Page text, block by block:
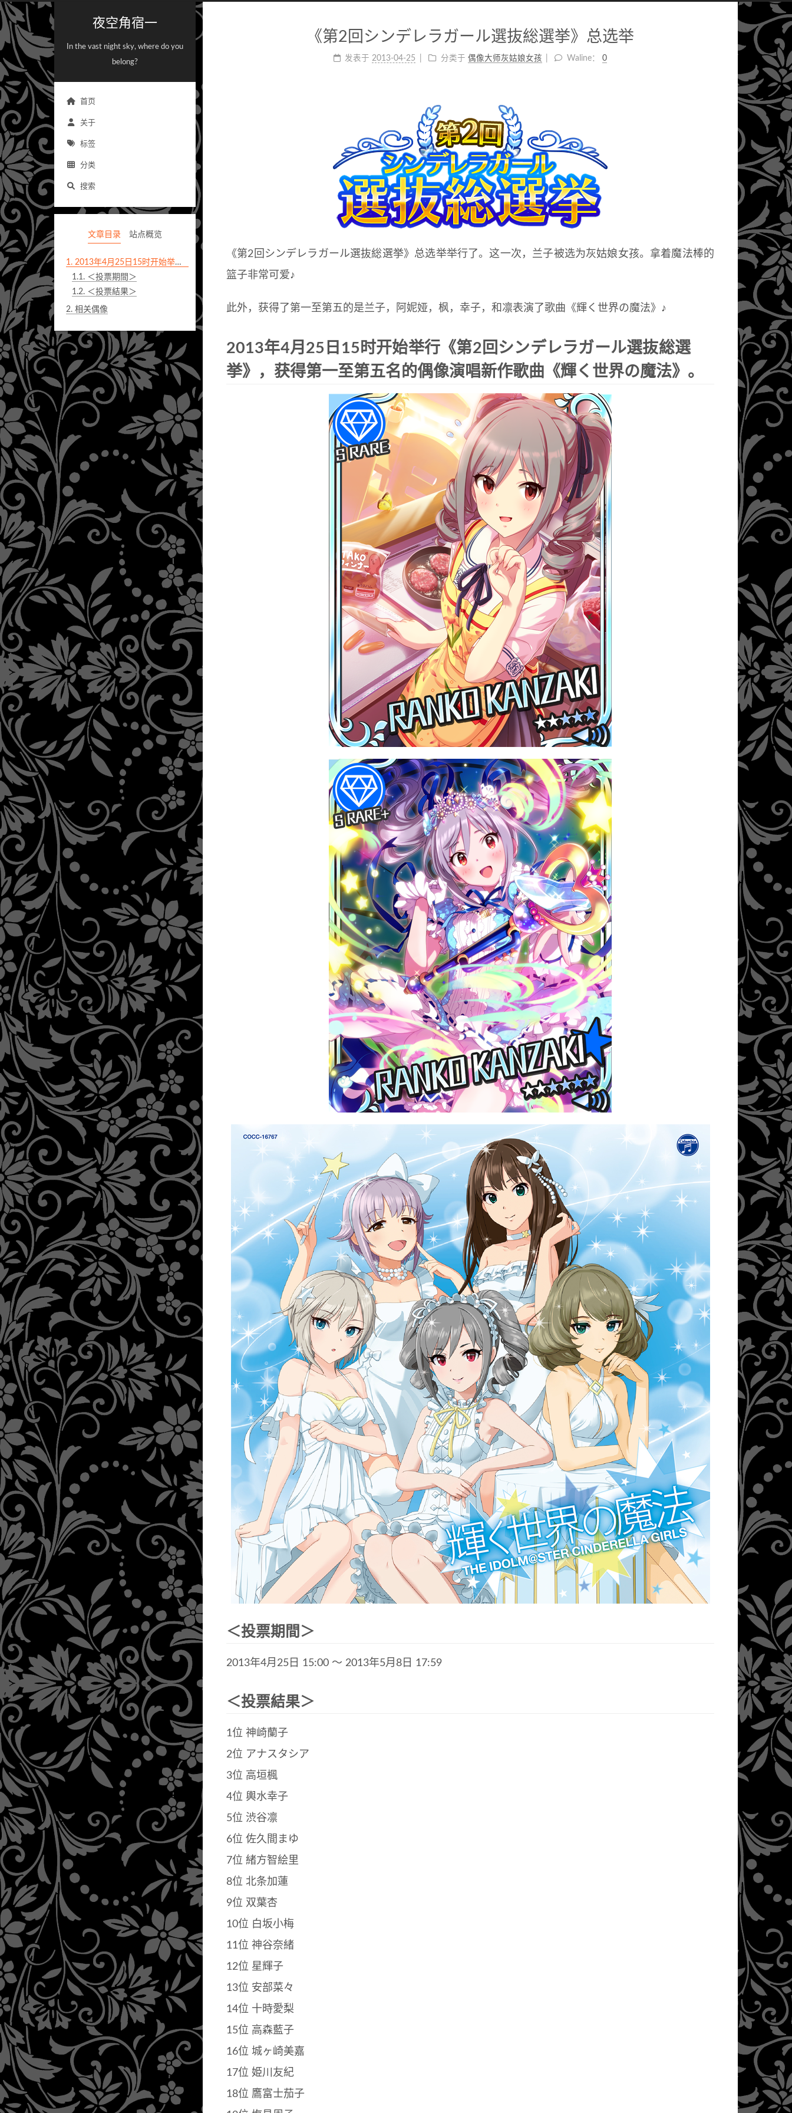
夜空角宿一
In the vast night sky, where do you
belong?
首页
关于
标签
分类
搜索
文章目录 站点概览
1. 2013年4月25日15时开始举行《第2回シンデレラガール選抜総選挙》，获得第一至第五名的偶像演唱新作歌曲《輝く世界の魔法》。
1.1. ＜投票期間＞
1.2. ＜投票結果＞
2. 相关偶像
《第2回シンデレラガール選抜総選挙》总选举
发表于 2013-04-25 分类于 偶像大师灰姑娘女孩 Waline： 0
《第2回シンデレラガール選抜総選挙》总选举举行了。这一次，兰子被选为灰姑娘女孩。拿着魔法棒的
篮子非常可爱♪
此外，获得了第一至第五的是兰子，阿妮娅，枫，幸子，和凛表演了歌曲《輝く世界の魔法》♪
2013年4月25日15时开始举行《第2回シンデレラガール選抜総選
挙》，获得第一至第五名的偶像演唱新作歌曲《輝く世界の魔法》。
＜投票期間＞
2013年4月25日 15:00 ～ 2013年5月8日 17:59
＜投票結果＞
1位 神崎蘭子
2位 アナスタシア
3位 高垣楓
4位 輿水幸子
5位 渋谷凛
6位 佐久間まゆ
7位 緒方智絵里
8位 北条加蓮
9位 双葉杏
10位 白坂小梅
11位 神谷奈緒
12位 星輝子
13位 安部菜々
14位 十時愛梨
15位 高森藍子
16位 城ヶ崎美嘉
17位 姫川友紀
18位 鷹富士茄子